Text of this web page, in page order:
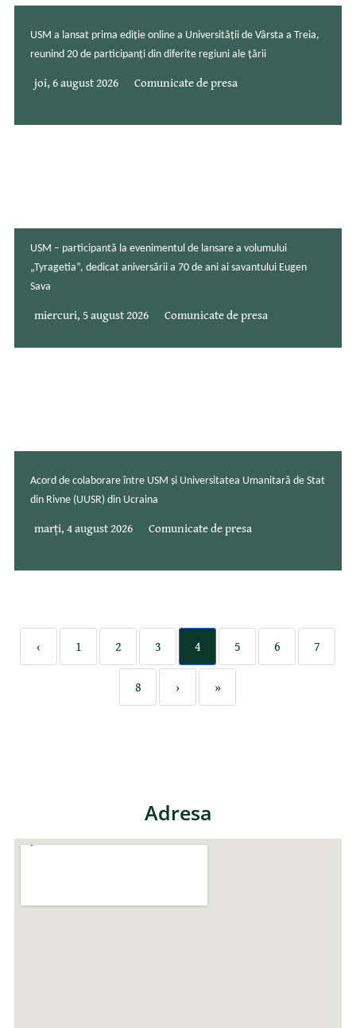
USM a lansat prima ediție online a Universității de Vârsta a Treia,
reunind 20 de participanți din diferite regiuni ale țării
joi, 6 august 2026 Comunicate de presa
USM – participantă la evenimentul de lansare a volumului
„Tyragetia”, dedicat aniversării a 70 de ani ai savantului Eugen
Sava
miercuri, 5 august 2026 Comunicate de presa
Acord de colaborare între USM și Universitatea Umanitară de Stat
din Rivne (UUSR) din Ucraina
marți, 4 august 2026 Comunicate de presa
‹ 1 2 3 4 5 6 7
8 › »
Adresa